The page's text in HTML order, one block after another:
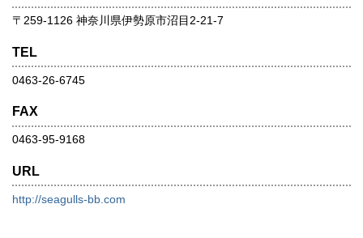
〒259-1126 神奈川県伊勢原市沼目2-21-7
TEL
0463-26-6745
FAX
0463-95-9168
URL
http://seagulls-bb.com